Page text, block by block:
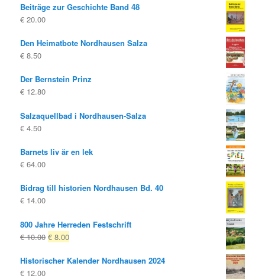
var:
är:
Beiträge zur Geschichte Band 48
€ 20.00
Den Heimatbote Nordhausen Salza
€ 8.50
Der Bernstein Prinz
€ 12.80
Salzaquellbad i Nordhausen-Salza
€ 4.50
Barnets liv är en lek
€ 64.00
Bidrag till historien Nordhausen Bd. 40
€ 14.00
800 Jahre Herreden Festschrift
€10.00 Ursprungligt
var:
€ 8.00Nuvarande
är:
Historischer Kalender Nordhausen 2024
€ 12.00